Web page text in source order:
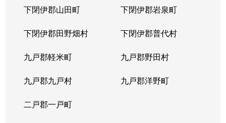
下閉伊郡山田町 下閉伊郡岩泉町
下閉伊郡田野畑村 下閉伊郡普代村
九戸郡軽米町 九戸郡野田村
九戸郡九戸村 九戸郡洋野町
二戸郡一戸町